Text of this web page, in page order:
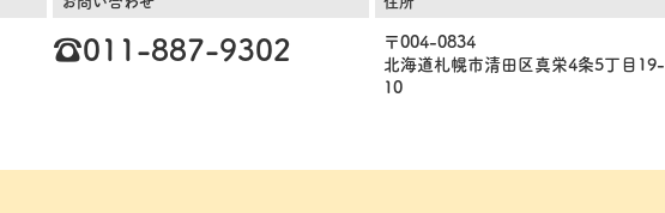
☎️011-887-9302
〒004-0834
北海道札幌市清田区真栄4条5丁目19-
10